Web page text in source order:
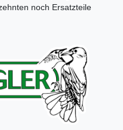
noch Ersatzteile